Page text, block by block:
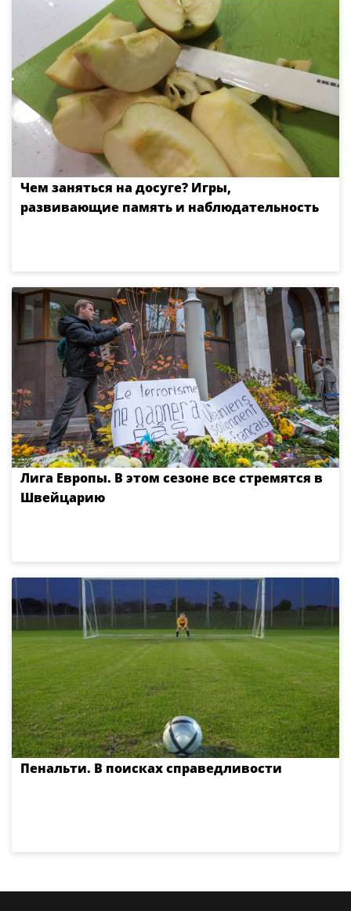
Чем заняться на досуге? Игры,
развивающие память и наблюдательность
Лига Европы. В этом сезоне все стремятся в
Швейцарию
Пенальти. В поисках справедливости